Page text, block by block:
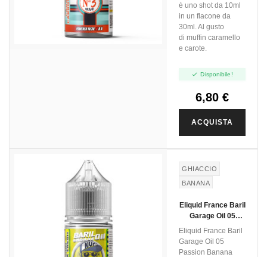
è uno shot da 10ml
in un flacone da
30ml. Al gusto
di muffin caramello
e carote.
 Disponibile!
6,80 €
ACQUISTA
GHIACCIO
BANANA
Eliquid France Baril
Garage Oil 05
Passion Banana
Fresh - Mini Shot
10+20
Eliquid France Baril
Garage Oil 05
Passion Banana